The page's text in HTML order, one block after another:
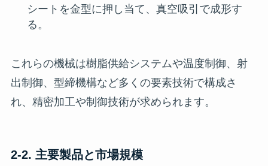
シートを金型に押し当て、真空吸引で成形す
る。
これらの機械は樹脂供給システムや温度制御、射
出制御、型締機構など多くの要素技術で構成さ
れ、精密加工や制御技術が求められます。
2-2. 主要製品と市場規模